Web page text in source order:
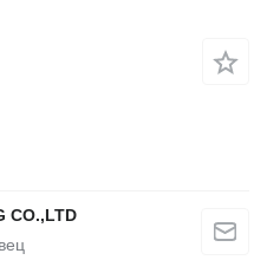
CO.,LTD